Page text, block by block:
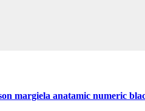
margiela anatamic numeric